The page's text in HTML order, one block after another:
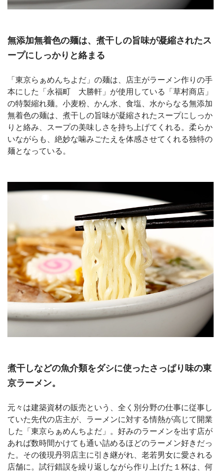
無添加無着色の麺は、煮干しの旨味が凝縮されたス
ープにしっかりと絡まる
「東京らぁめんちよだ」の麺は、店主がラーメン作りの手
本にした「永福町 大勝軒」が使用している「草村商店」
の特製縮れ麺。小麦粉、かん水、食塩、水からなる無添加
無着色の麺は、煮干しの旨味が凝縮されたスープにしっか
りと絡み、スープの美味しさを持ち上げてくれる。柔らか
いながらも、絶妙な噛みごたえを体感させてくれる独特の
麺となっている。
煮干しなどの魚介類をダシに使ったさっぱり味の東
京ラーメン。
元々は建築資材の販売という、全く別分野の仕事に従事し
ていた先代の店主が、ラーメンに対する情熱が高じて開業
した「東京らぁめんちよだ」。好みのラーメンを出す店が
あれば数時間かけても通い詰めるほどのラーメン好きだっ
た。その後現丹羽店主に引き継がれ、老若男女に愛される
店舗に。試行錯誤を繰り返しながら作り上げた１杯は、何